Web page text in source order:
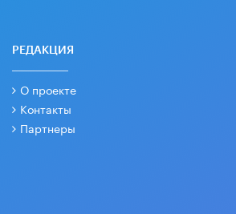
РЕДАКЦИЯ
О проекте
Контакты
Партнеры